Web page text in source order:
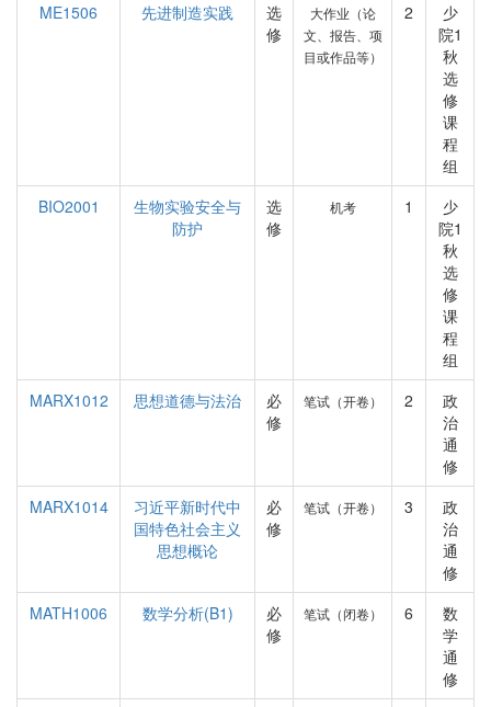
ME1506
先进制造实践
选
修
大作业（论
文、报告、项
目或作品等）
2
少
院1
秋
选
修
课
程
组
BIO2001
生物实验安全与
防护
选
修
机考 1
少
院1
秋
选
修
课
程
组
MARX1012
思想道德与法治
必
修
笔试（开卷） 2
政
治
通
修
MARX1014
习近平新时代中
国特色社会主义
思想概论
必
修
笔试（开卷） 3
政
治
通
修
MATH1006
数学分析(B1)
必
修
笔试（闭卷） 6
数
学
通
修